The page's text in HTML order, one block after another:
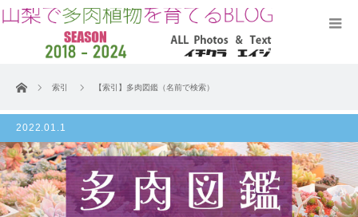
ホーム 索引 【索引】多肉図鑑（名前で検索）
2022.01.1